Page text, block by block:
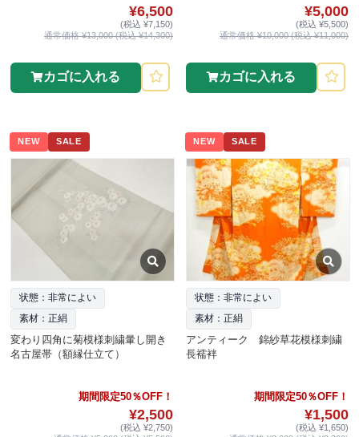
¥6,500
(税込 ¥7,150)
通常価格 ¥13,000 (税込 ¥14,300)
カゴに入れる
¥5,000
(税込 ¥5,500)
通常価格 ¥10,000 (税込 ¥11,000)
カゴに入れる
NEW SALE
状態：非常によい
素材：正絹
変わり四角に菊模様刺繍暈し開き
名古屋帯（額縁仕立て）
期間限定50％OFF！
¥2,500
(税込 ¥2,750)
NEW SALE
状態：非常によい
素材：正絹
アンティーク 錦紗草花模様刺繍
長襦袢
期間限定50％OFF！
¥1,500
(税込 ¥1,650)